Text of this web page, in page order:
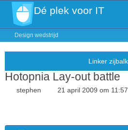
Dé plek voor IT
Design wedstrijd
Hotopnia Lay-out battle
stephen 21 april 2009 om 11:57